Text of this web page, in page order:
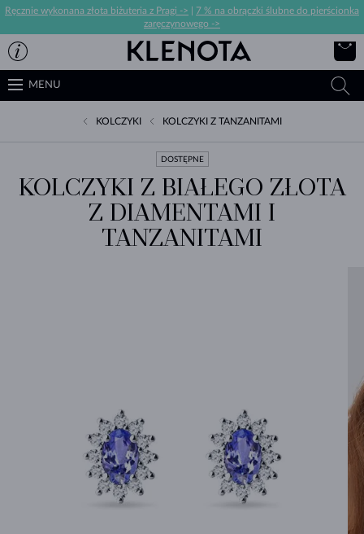
Ręcznie wykonana złota biżuteria z Pragi ->
7 % na obrączki ślubne do pierścionka
zaręczynowego ->
MENU
KOLCZYKI KOLCZYKI Z TANZANITAMI
DOSTĘPNE
KOLCZYKI Z BIAŁEGO ZŁOTA
Z DIAMENTAMI I
TANZANITAMI